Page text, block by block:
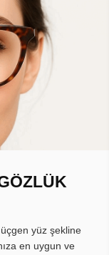
yüz şekline
en uygun ve